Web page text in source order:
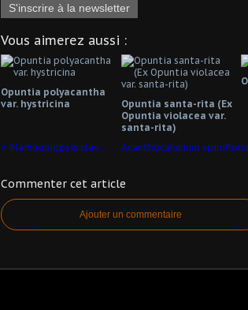
S'inscrire à la newsletter
Vous aimerez aussi :
Opuntia polyacantha
var. hystricina
Opuntia santa-rita (Ex
Opuntia violacea var.
santa-rita)
Maihueniopsis clavarioides
Commenter cet article
Ajouter un commentaire